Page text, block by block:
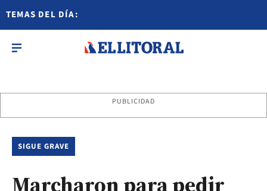
TEMAS DEL DÍA:
PUBLICIDAD
SIGUE GRAVE
Marcharon para pedir